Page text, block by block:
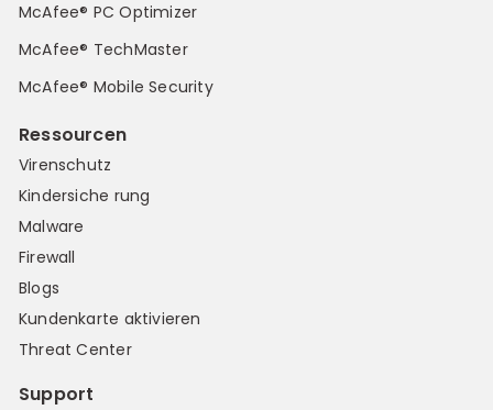
McAfee® PC Optimizer
McAfee® TechMaster
McAfee® Mobile Security
Ressourcen
Virenschutz
Kindersiche rung
Malware
Firewall
Blogs
Kundenkarte aktivieren
Threat Center
Support